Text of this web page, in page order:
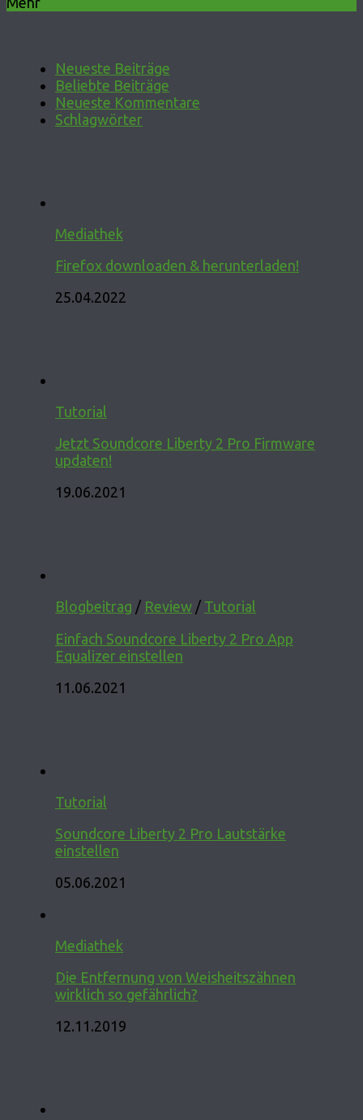
Neueste Beiträge
Beliebte Beiträge
Neueste Kommentare
Schlagwörter
Mediathek
Firefox downloaden & herunterladen!
25.04.2022
Tutorial
Jetzt Soundcore Liberty 2 Pro Firmware
updaten!
19.06.2021
Blogbeitrag / Review / Tutorial
Einfach Soundcore Liberty 2 Pro App
Equalizer einstellen
11.06.2021
Tutorial
Soundcore Liberty 2 Pro Lautstärke
einstellen
05.06.2021
Mediathek
Die Entfernung von Weisheitszähnen
wirklich so gefährlich?
12.11.2019